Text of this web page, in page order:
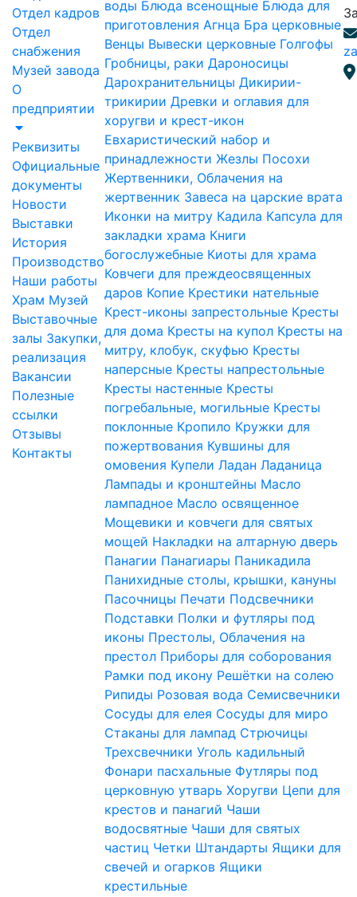
Отдел кадров
Отдел
снабжения
Музей завода
О
предприятии
Реквизиты
Официальные
документы
Новости
Выставки
История
Производство
Наши работы
Храм Музей
Выставочные
залы Закупки,
реализация
Вакансии
Полезные
ссылки
Отзывы
Контакты
воды Блюда всенощные Блюда для
приготовления Агнца Бра церковные
Венцы Вывески церковные Голгофы
Гробницы, раки Дароносицы
Дарохранительницы Дикирии-
трикирии Древки и оглавия для
хоругви и крест-икон
Евхаристический набор и
принадлежности Жезлы Посохи
Жертвенники, Облачения на
жертвенник Завеса на царские врата
Иконки на митру Кадила Капсула для
закладки храма Книги
богослужебные Киоты для храма
Ковчеги для преждеосвященных
даров Копие Крестики нательные
Крест-иконы запрестольные Кресты
для дома Кресты на купол Кресты на
митру, клобук, скуфью Кресты
наперсные Кресты напрестольные
Кресты настенные Кресты
погребальные, могильные Кресты
поклонные Кропило Кружки для
пожертвования Кувшины для
омовения Купели Ладан Ладаница
Лампады и кронштейны Масло
лампадное Масло освященное
Мощевики и ковчеги для святых
мощей Накладки на алтарную дверь
Панагии Панагиары Паникадила
Панихидные столы, крышки, кануны
Пасочницы Печати Подсвечники
Подставки Полки и футляры под
иконы Престолы, Облачения на
престол Приборы для соборования
Рамки под икону Решётки на солею
Рипиды Розовая вода Семисвечники
Сосуды для елея Сосуды для миро
Стаканы для лампад Стрючицы
Трехсвечники Уголь кадильный
Фонари пасхальные Футляры под
церковную утварь Хоругви Цепи для
крестов и панагий Чаши
водосвятные Чаши для святых
частиц Четки Штандарты Ящики для
свечей и огарков Ящики
крестильные